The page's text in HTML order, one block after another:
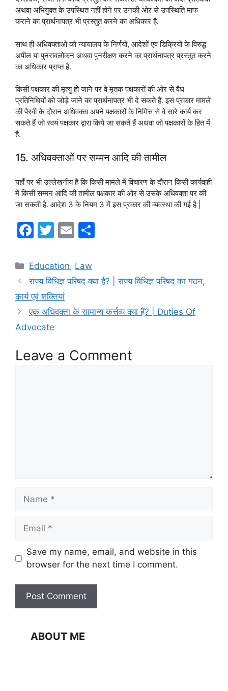
अथवा अभियुक्त के उपस्थित नहीं होने पर उनकी ओर से उपस्थिति माफ
कराने का प्रार्थनापत्र भी प्रस्तुत करने का अधिकार है.
साथ ही अधिवक्ताओं को न्यायालय के निर्णयों, आदेशों एवं डिक्रियों के विरुद्ध
अपील या पुनरावलोकन अथवा पुनरीक्षण करने का प्रार्थनापत्र प्रस्तुत करने
का अधिकार प्राप्त है.
किसी पक्षकार की मृत्यु हो जाने पर वे मृतक पक्षकारों की ओर से वैध
प्रतिनिधियों को जोड़े जाने का प्रार्थनापत्र भी दे सकते हैं. इस प्रकार मामले
की पैरवी के दौरान अधिवक्ता अपने पक्षकारों के निमित्त से वे सारे कार्य कर
सकते हैं जो स्वयं पक्षकार द्वारा किये जा सकते हैं अथवा जो पक्षकारों के हित में
है.
15. अधिवक्ताओं पर सम्मन आदि की तामील
यहाँ पर भी उल्लेखनीय है कि किसी मामले में विचारण के दौरान किसी कार्यवाही
में किसी सम्मन आदि की तामील पक्षकार की ओर से उसके अधिवक्ता पर की
जा सकती है. आदेश 3 के नियम 3 में इस प्रकार की व्यवस्था की गई है |
F
c
e
b
o
o
T
itt
er
E
ai
l
e
Categories
Education, Law
राज्य विधिज्ञ परिषद क्या है? | राज्य विधिज्ञ परिषद का गठन,
कार्य एवं शक्तियां
एक अधिवक्ता के सामान्य कर्त्तव्य क्या हैं? | Duties Of
Advocate
Leave a Comment
Name
Email
Website
Save my name, email, and website in this
browser for the next time I comment.
ABOUT ME